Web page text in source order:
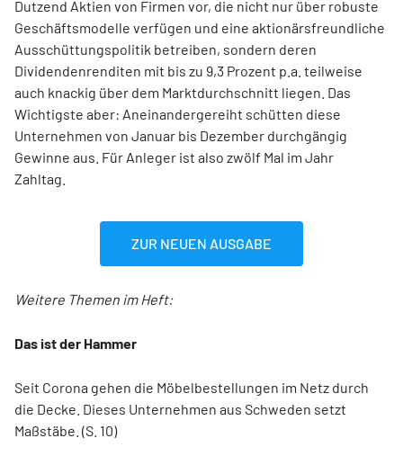
Dutzend Aktien von Firmen vor, die nicht nur über robuste
Geschäftsmodelle verfügen und eine aktionärsfreundliche
Ausschüttungspolitik betreiben, sondern deren
Dividendenrenditen mit bis zu 9,3 Prozent p.a. teilweise
auch knackig über dem Marktdurchschnitt liegen. Das
Wichtigste aber: Aneinandergereiht schütten diese
Unternehmen von Januar bis Dezember durchgängig
Gewinne aus. Für Anleger ist also zwölf Mal im Jahr
Zahltag.
ZUR NEUEN AUSGABE
Weitere Themen im Heft:
Das ist der Hammer
Seit Corona gehen die Möbelbestellungen im Netz durch
die Decke. Dieses Unternehmen aus Schweden setzt
Maßstäbe. (S. 10)